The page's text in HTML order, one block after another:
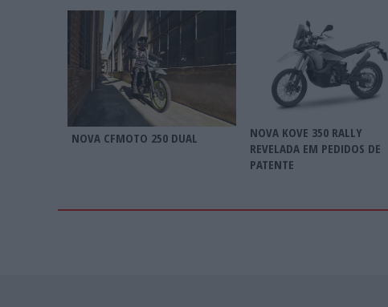
NOVA CFMOTO 250 DUAL
NOVA KOVE 350 RALLY
REVELADA EM PEDIDOS DE
PATENTE